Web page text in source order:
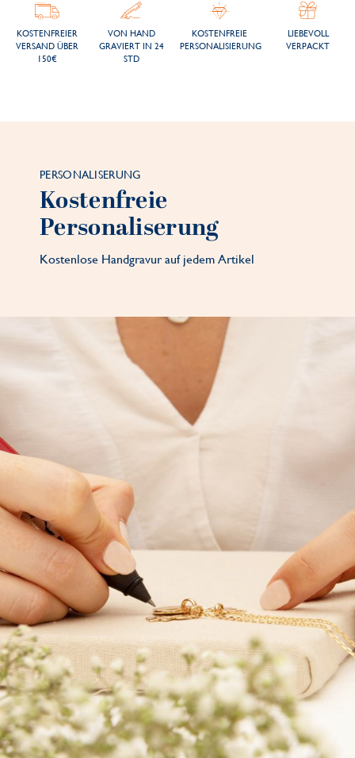
KOSTENFREIER
VERSAND ÜBER
150€
VON HAND
GRAVIERT IN 24
STD
KOSTENFREIE
PERSONALISIERUNG
LIEBEVOLL
VERPACKT
PERSONALISERUNG
Kostenfreie
Personaliserung
Kostenlose Handgravur auf jedem Artikel